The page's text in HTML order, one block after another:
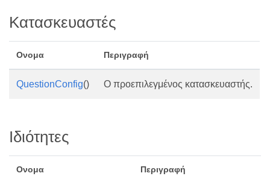
Κατασκευαστές
Ονομα Περιγραφή
QuestionConfig() Ο προεπιλεγμένος κατασκευαστής.
Ιδιότητες
Ονομα Περιγραφή